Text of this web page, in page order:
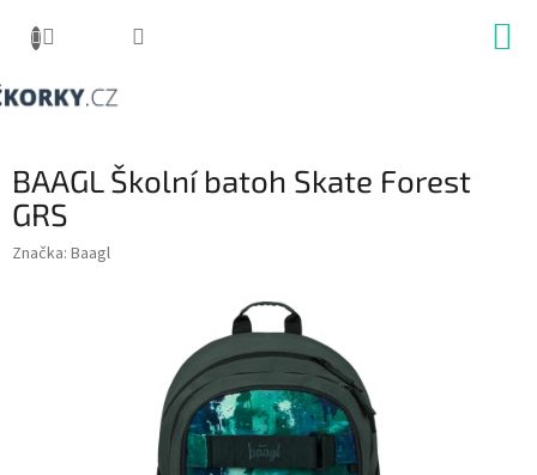
obsah
BAAGL Školní batoh Skate Forest
GRS
Značka: Baagl